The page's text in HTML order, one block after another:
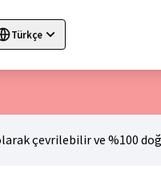
Türkçewählen
çevrilebilir ve %100